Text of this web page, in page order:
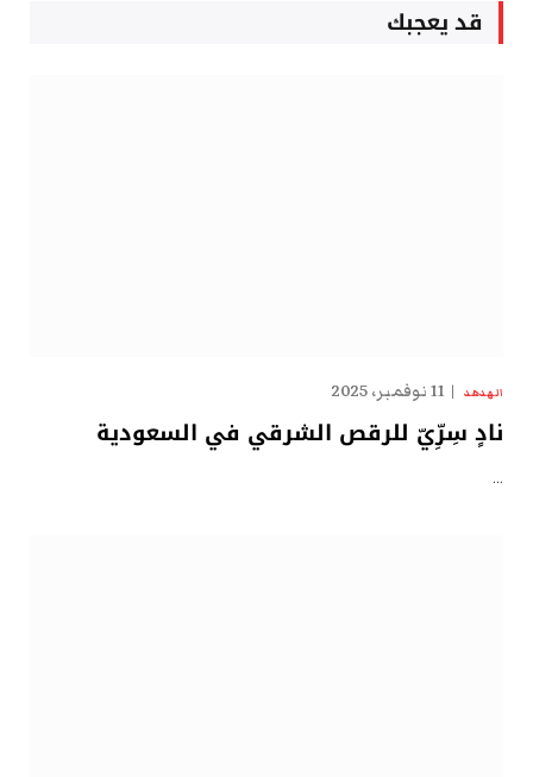
قد يعجبك
الهدهد 11 نوفمبر، 2025
نادٍ سِرِّيّ للرقص الشرقي في السعودية
…